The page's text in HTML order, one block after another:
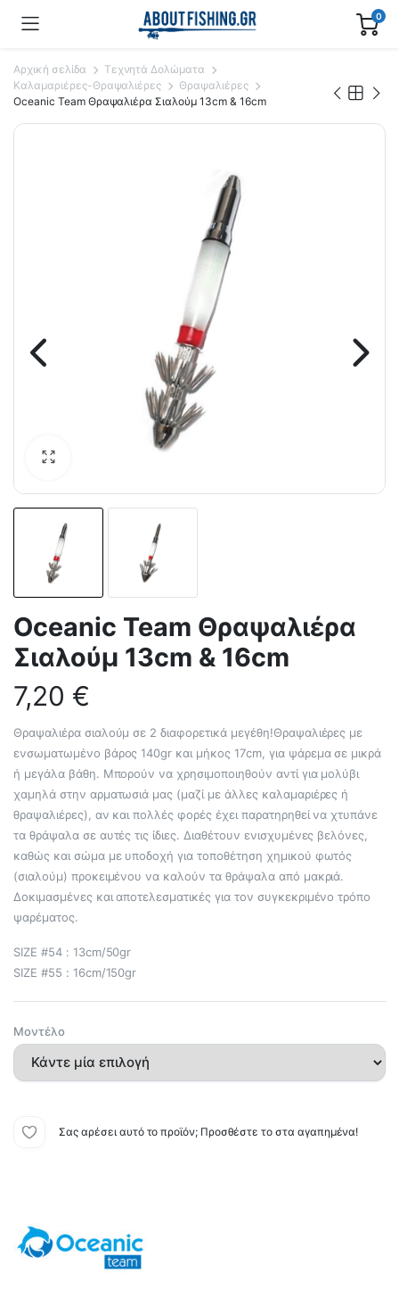
0
Αρχική σελίδα
Τεχνητά Δολώματα
Καλαμαριέρες-Θραψαλιέρες
Θραψαλιέρες
Oceanic Team Θραψαλιέρα Σιαλούμ 13cm & 16cm
Oceanic Team Θραψαλιέρα
Σιαλούμ 13cm & 16cm
7,20 €
Θραψαλιέρα σιαλούμ σε 2 διαφορετικά μεγέθη!Θραψαλιέρες με
ενσωματωμένο βάρος 140gr και μήκος 17cm, για ψάρεμα σε μικρά
ή μεγάλα βάθη. Μπορούν να χρησιμοποιηθούν αντί για μολύβι
χαμηλά στην αρματωσιά μας (μαζί με άλλες καλαμαριέρες ή
θραψαλιέρες), αν και πολλές φορές έχει παρατηρηθεί να χτυπάνε
τα θράψαλα σε αυτές τις ίδιες. Διαθέτουν ενισχυμένες βελόνες,
καθώς και σώμα με υποδοχή για τοποθέτηση χημικού φωτός
(σιαλούμ) προκειμένου να καλούν τα θράψαλα από μακριά.
Δοκιμασμένες και αποτελεσματικές για τον συγκεκριμένο τρόπο
ψαρέματος.
SIZE #54 : 13cm/50gr
SIZE #55 : 16cm/150gr
Μοντέλο
Σας αρέσει αυτό το προϊόν; Προσθέστε το στα αγαπημένα!